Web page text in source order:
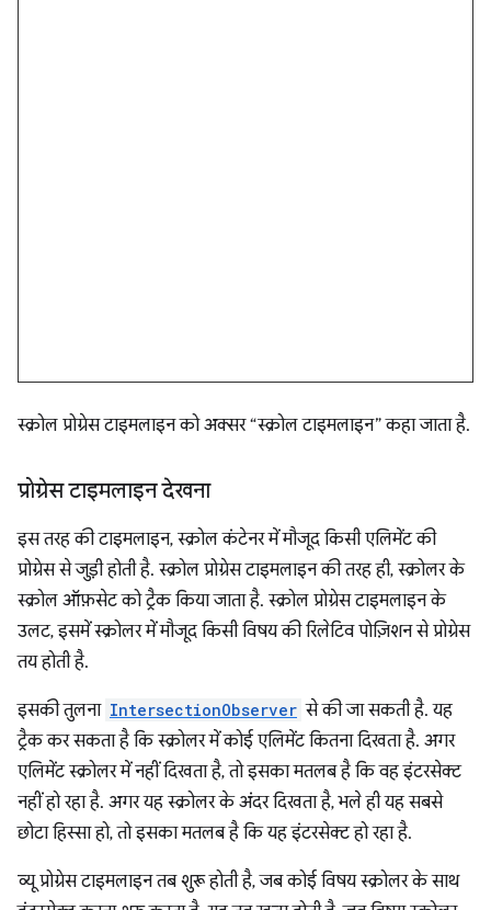
स्क्रोल प्रोग्रेस टाइमलाइन को अक्सर “स्क्रोल टाइमलाइन” कहा जाता है.
प्रोग्रेस टाइमलाइन देखना
इस तरह की टाइमलाइन, स्क्रोल कंटेनर में मौजूद किसी एलिमेंट की
प्रोग्रेस से जुड़ी होती है. स्क्रोल प्रोग्रेस टाइमलाइन की तरह ही, स्क्रोलर के
स्क्रोल ऑफ़सेट को ट्रैक किया जाता है. स्क्रोल प्रोग्रेस टाइमलाइन के
उलट, इसमें स्क्रोलर में मौजूद किसी विषय की रिलेटिव पोज़िशन से प्रोग्रेस
तय होती है.
इसकी तुलना IntersectionObserver से की जा सकती है. यह
ट्रैक कर सकता है कि स्क्रोलर में कोई एलिमेंट कितना दिखता है. अगर
एलिमेंट स्क्रोलर में नहीं दिखता है, तो इसका मतलब है कि वह इंटरसेक्ट
नहीं हो रहा है. अगर यह स्क्रोलर के अंदर दिखता है, भले ही यह सबसे
छोटा हिस्सा हो, तो इसका मतलब है कि यह इंटरसेक्ट हो रहा है.
व्यू प्रोग्रेस टाइमलाइन तब शुरू होती है, जब कोई विषय स्क्रोलर के साथ